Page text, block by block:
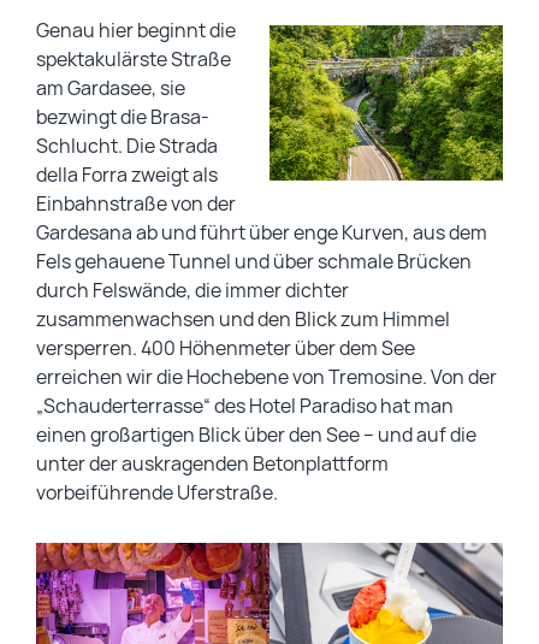
Genau hier beginnt die
spektakulärste Straße
am Gardasee, sie
bezwingt die Brasa-
Schlucht. Die Strada
della Forra zweigt als
Einbahnstraße von der
Gardesana ab und führt über enge Kurven, aus dem
Fels gehauene Tunnel und über schmale Brücken
durch Felswände, die immer dichter
zusammenwachsen und den Blick zum Himmel
versperren. 400 Höhenmeter über dem See
erreichen wir die Hochebene von Tremosine. Von der
„Schauderterrasse“ des Hotel Paradiso hat man
einen großartigen Blick über den See – und auf die
unter der auskragenden Betonplattform
vorbeiführende Uferstraße.